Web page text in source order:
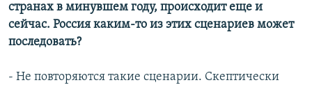
странах в минувшем году, происходит еще и
сейчас. Россия каким-то из этих сценариев может
последовать?
- Не повторяются такие сценарии. Скептически